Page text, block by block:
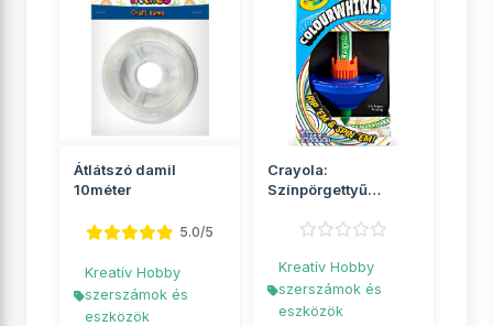
Átlátszó damil
10méter
5.0/5
Kreatív Hobby
szerszámok és
eszközök
Crayola:
Színpörgettyű
Kreatív Hobby
szerszámok és
eszközök